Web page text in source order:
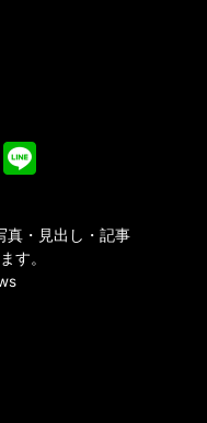
真・見出し・記事
す。